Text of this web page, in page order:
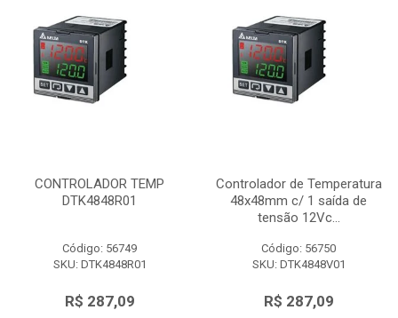
CONTROLADOR TEMP
DTK4848R01
Código: 56749
SKU: DTK4848R01
R$ 287,09
Controlador de Temperatura
48x48mm c/ 1 saída de
tensão 12Vc...
Código: 56750
SKU: DTK4848V01
R$ 287,09